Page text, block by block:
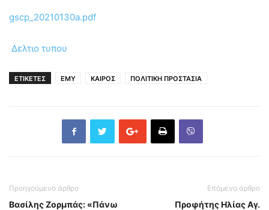
gscp_20210130a.pdf
Δελτιο τυπου
ΕΤΙΚΕΤΕΣ ΕΜΥ ΚΑΙΡΟΣ ΠΟΛΙΤΙΚΗ ΠΡΟΣΤΑΣΙΑ
Προηγούμενο άρθρο
Βασίλης Ζορμπάς: «Πάνω
Επόμενο άρθρο
Προφήτης Ηλίας Αγ.